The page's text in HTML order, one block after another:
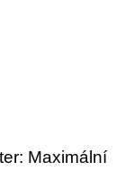
Maximální